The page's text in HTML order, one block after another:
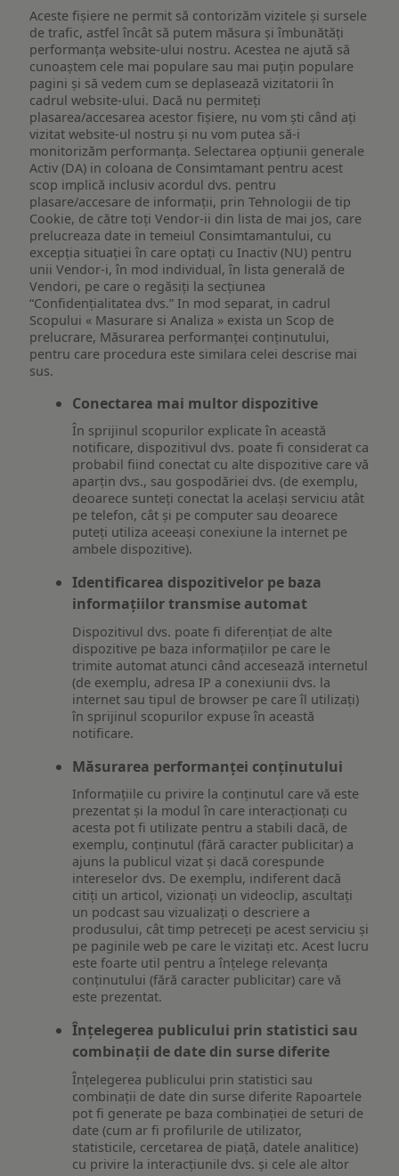
Aceste fișiere ne permit să contorizăm vizitele și sursele
de trafic, astfel încât să putem măsura și îmbunătăți
performanța website-ului nostru. Acestea ne ajută să
cunoaștem cele mai populare sau mai puțin populare
pagini și să vedem cum se deplasează vizitatorii în
cadrul website-ului. Dacă nu permiteți
plasarea/accesarea acestor fișiere, nu vom ști când ați
vizitat website-ul nostru și nu vom putea să-i
monitorizăm performanța. Selectarea opțiunii generale
Activ (DA) in coloana de Consimtamant pentru acest
scop implică inclusiv acordul dvs. pentru
plasare/accesare de informații, prin Tehnologii de tip
Cookie, de către toți Vendor-ii din lista de mai jos, care
prelucreaza date in temeiul Consimtamantului, cu
excepția situației în care optați cu Inactiv (NU) pentru
unii Vendor-i, în mod individual, în lista generală de
Vendori, pe care o regăsiți la secțiunea
“Confidențialitatea dvs.” In mod separat, in cadrul
Scopului « Masurare si Analiza » exista un Scop de
prelucrare, Măsurarea performanței conținutului,
pentru care procedura este similara celei descrise mai
sus.
Conectarea mai multor dispozitive
În sprijinul scopurilor explicate în această
notificare, dispozitivul dvs. poate fi considerat ca
probabil fiind conectat cu alte dispozitive care vă
aparțin dvs., sau gospodăriei dvs. (de exemplu,
deoarece sunteți conectat la același serviciu atât
pe telefon, cât și pe computer sau deoarece
puteți utiliza aceeași conexiune la internet pe
ambele dispozitive).
Identificarea dispozitivelor pe baza
informațiilor transmise automat
Dispozitivul dvs. poate fi diferențiat de alte
dispozitive pe baza informațiilor pe care le
trimite automat atunci când accesează internetul
(de exemplu, adresa IP a conexiunii dvs. la
internet sau tipul de browser pe care îl utilizați)
în sprijinul scopurilor expuse în această
notificare.
Măsurarea performanței conținutului
Informațiile cu privire la conținutul care vă este
prezentat și la modul în care interacționați cu
acesta pot fi utilizate pentru a stabili dacă, de
exemplu, conținutul (fără caracter publicitar) a
ajuns la publicul vizat și dacă corespunde
intereselor dvs. De exemplu, indiferent dacă
citiți un articol, vizionați un videoclip, ascultați
un podcast sau vizualizați o descriere a
produsului, cât timp petreceți pe acest serviciu și
pe paginile web pe care le vizitați etc. Acest lucru
este foarte util pentru a înțelege relevanța
conținutului (fără caracter publicitar) care vă
este prezentat.
Înțelegerea publicului prin statistici sau
combinații de date din surse diferite
Înțelegerea publicului prin statistici sau
combinații de date din surse diferite Rapoartele
pot fi generate pe baza combinației de seturi de
date (cum ar fi profilurile de utilizator,
statisticile, cercetarea de piață, datele analitice)
cu privire la interacțiunile dvs. și cele ale altor